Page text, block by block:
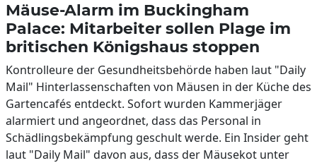
Mäuse-Alarm im Buckingham
Palace: Mitarbeiter sollen Plage im
britischen Königshaus stoppen
Kontrolleure der Gesundheitsbehörde haben laut "Daily
Mail" Hinterlassenschaften von Mäusen in der Küche des
Gartencafés entdeckt. Sofort wurden Kammerjäger
alarmiert und angeordnet, dass das Personal in
Schädlingsbekämpfung geschult werde. Ein Insider geht
laut "Daily Mail" davon aus, dass der Mäusekot unter